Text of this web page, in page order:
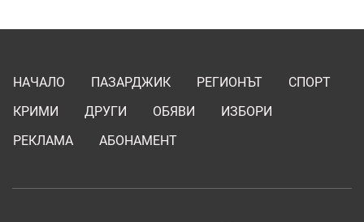
НАЧАЛО ПАЗАРДЖИК РЕГИОНЪТ
СПОРТ
КРИМИ
ДРУГИ ОБЯВИ
ИЗБОРИ
РЕКЛАМА
АБОНАМЕНТ